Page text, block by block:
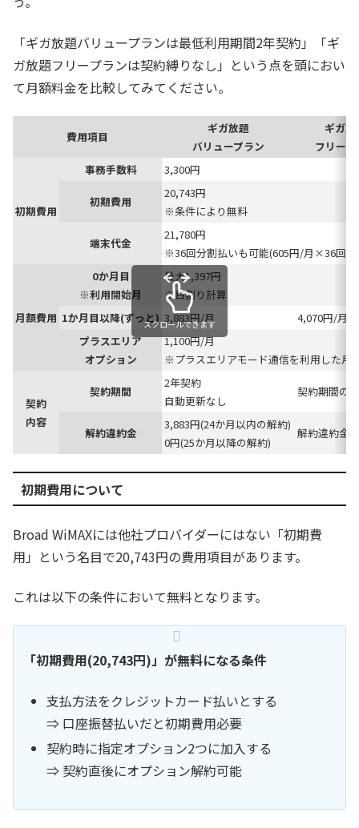
「ギガ放題バリュープランは最低利用期間2年契約」「ギ
ガ放題フリープランは契約縛りなし」という点を頭におい
て月額料金を比較してみてください。
費用項目
ギガ放題
バリュープラン
ギガ放
フリープ
初期費用
事務手数料 3,300円
初期費用
20,743円
※条件により無料
端末代金
21,780円
※36回分割払いも可能(605円/月×36回)
月額費用
0か月目
※利用開始月
最大1,397円
※日割り計算
1か月目以降(ずっと) 3,883円/月
4,070円/月
プラスエリア
オプション
1,100円/月
※プラスエリアモード通信を利用した月
契約
内容
契約期間
2年契約
自動更新なし
契約期間の
解約違約金
3,883円(24か月以内の解約)
0円(25か月以降の解約)
解約違約金
スクロールできます
初期費用について
Broad WiMAXには他社プロバイダーにはない「初期費
用」という名目で20,743円の費用項目があります。
これは以下の条件において無料となります。
「初期費用(20,743円)」が無料になる条件
支払方法をクレジットカード払いとする
⇒ 口座振替払いだと初期費用必要
契約時に指定オプション2つに加入する
⇒ 契約直後にオプション解約可能